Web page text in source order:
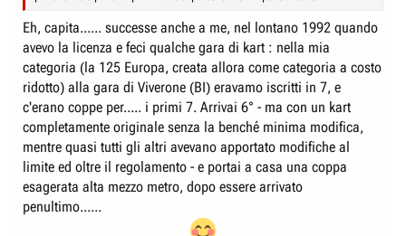
Eh, capita...... successe anche a me, nel lontano 1992 quando
avevo la licenza e feci qualche gara di kart : nella mia
categoria (la 125 Europa, creata allora come categoria a costo
ridotto) alla gara di Viverone (BI) eravamo iscritti in 7, e
c'erano coppe per..... i primi 7. Arrivai 6° - ma con un kart
completamente originale senza la benché minima modifica,
mentre quasi tutti gli altri avevano apportato modifiche al
limite ed oltre il regolamento - e portai a casa una coppa
esagerata alta mezzo metro, dopo essere arrivato
penultimo......